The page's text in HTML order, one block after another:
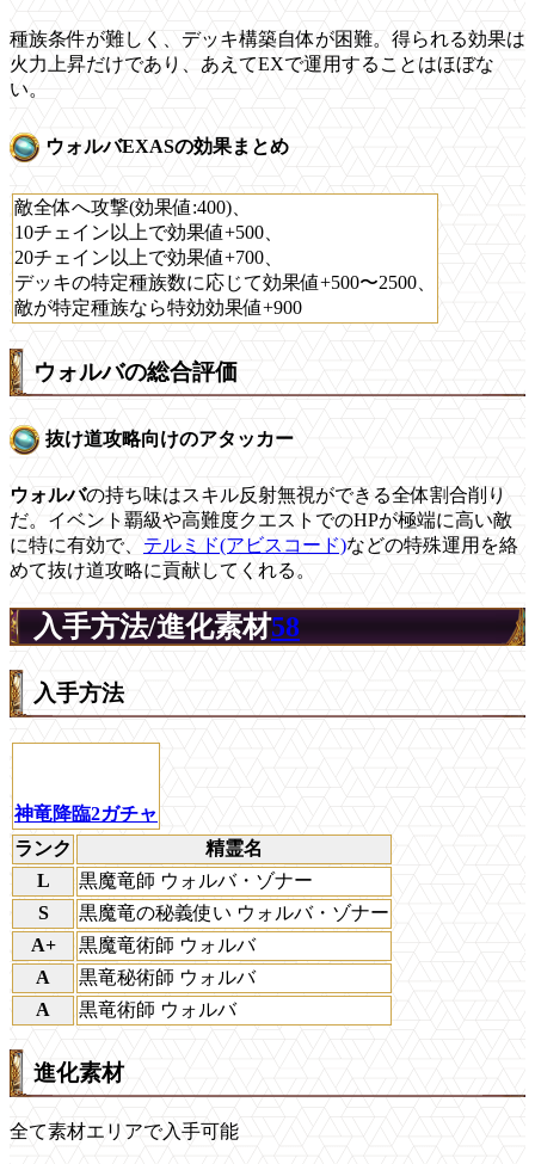
種族条件が難しく、デッキ構築自体が困難。得られる効果は
火力上昇だけであり、あえてEXで運用することはほぼな
い。
ウォルバEXASの効果まとめ
敵全体へ攻撃(効果値:400)、
10チェイン以上で効果値+500、
20チェイン以上で効果値+700、
デッキの特定種族数に応じて効果値+500〜2500、
敵が特定種族なら特効効果値+900
ウォルバの総合評価
抜け道攻略向けのアタッカー
ウォルバの持ち味はスキル反射無視ができる全体割合削り
だ。イベント覇級や高難度クエストでのHPが極端に高い敵
に特に有効で、 テルミド(アビスコード)などの特殊運用を絡
めて抜け道攻略に貢献してくれる。
入手方法/進化素材58
入手方法
神竜降臨2ガチャ
ランク
精霊名
L
黒魔竜師 ウォルバ・ゾナー
S
黒魔竜の秘義使い ウォルバ・ゾナー
A+
黒魔竜術師 ウォルバ
A
黒竜秘術師 ウォルバ
A
黒竜術師 ウォルバ
進化素材
全て素材エリアで入手可能